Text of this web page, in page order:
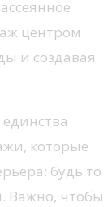
центром
и создавая
которые
будь то
Важно, чтобы